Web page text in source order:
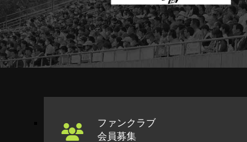
ファンクラブ
会員募集